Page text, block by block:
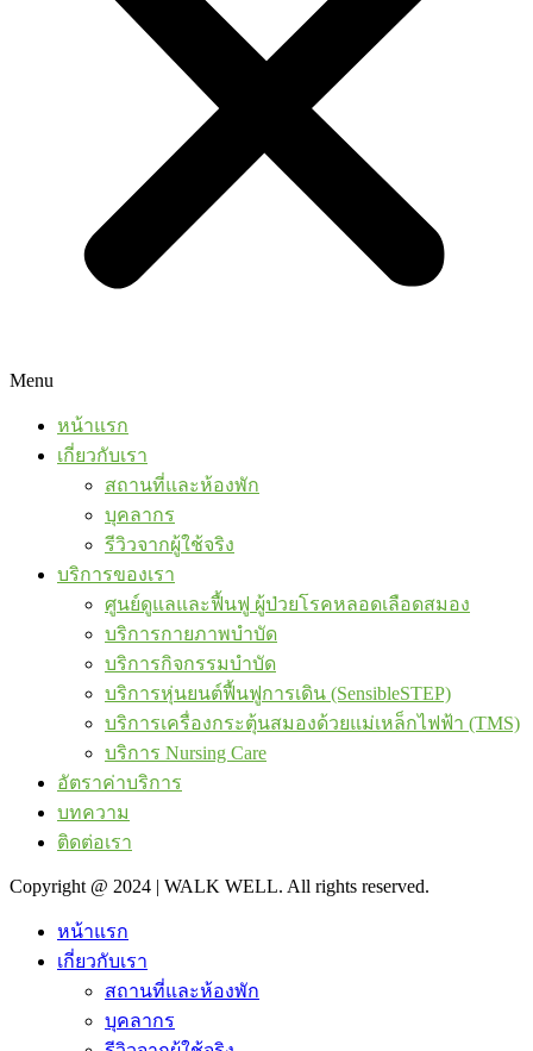
Menu
หน้าแรก
เกี่ยวกับเรา
สถานที่และห้องพัก
บุคลากร
รีวิวจากผู้ใช้จริง
บริการของเรา
ศูนย์ดูแลและฟื้นฟู ผู้ป่วยโรคหลอดเลือดสมอง
บริการกายภาพบำบัด
บริการกิจกรรมบำบัด
บริการหุ่นยนต์ฟื้นฟูการเดิน (SensibleSTEP)
บริการเครื่องกระตุ้นสมองด้วยแม่เหล็กไฟฟ้า (TMS)
บริการ Nursing Care
อัตราค่าบริการ
บทความ
ติดต่อเรา
Copyright @ 2024 | WALK WELL. All rights reserved.
หน้าแรก
เกี่ยวกับเรา
สถานที่และห้องพัก
บุคลากร